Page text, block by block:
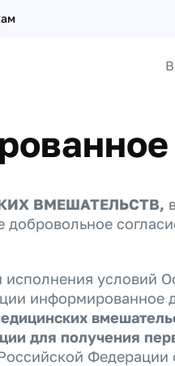
ВМЕШАТЕЛЬСТВ,
условий
информированное
для получения